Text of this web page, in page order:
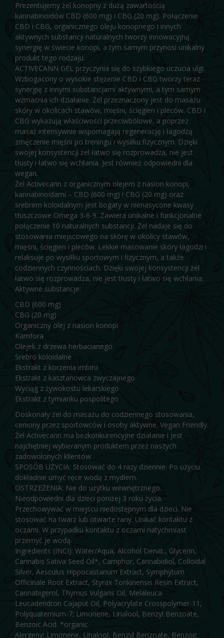
Prezentujemy żel konopny z dużą zawartością
kannabinoidów CBD (600 mg) i CBG (20 mg). Połączenie
CBD i CBG, organicznego oleju konopnego i innych
aktywnych substancji naturalnych tworzy innowacyjną
synergię w świecie konopi, a tym samym przynosi unikalny
produkt tego rodzaju.
ACTIVECANN GEL przyczynia się do szybkiego uczucia ulgi.
Wzbogacony o wysokie stężenie CBD i CBG tworzy teraz
synergię z innymi substancjami aktywnymi, a tym samym
wzmacnia ich działanie. Żel przeznaczony jest do masażu
skóry w okolicach stawów, mięśni, ścięgien i pleców. CBD i
CBG wykazują właściwości przeciwbólowe, a poprzez
masaż intensywnie wspomagają regenerację i łagodzą
zmęczenie mięśni po treningu i wysiłku fizycznym. Dzięki
swojej konsystencji żel łatwo się rozprowadza, nie jest
tłusty i łatwo się wchłania. Jest również odpowiedni dla
wegan.
Żel Activecann z organicznym olejem z nasion konopi,
kannabinoidami – CBD (600 mg) i CBG (20 mg) oraz
srebrem koloidalnym jest bogaty w nienasycone kwasy
tłuszczowe Omega 3-6-9. Zawiera unikalne i funkcjonalne
połączenie 10 naturalnych substancji. Żel nadaje się do
stosowania miejscowego na skórę w okolicy stawów,
mięśni, ścięgien i pleców. Lekkie masowanie skóry łagodzi i
relaksuje po wysiłku sportowym i fizycznym, a także
codziennych czynnościach. Dzięki swojej konsystencji żel
łatwo się rozprowadza, nie jest tłusty i łatwo się wchłania.
Aktywne substancje:
CBD (600 mg)
CBG (20 mg)
Organiczny olej z nasion konopi
Kamfora
Olejek z drzewa herbacianego
Srebro koloidalne
Ekstrakt z korzenia imbiru
Ekstrakt z kasztanowca zwyczajnego
Wyciąg z żywokostu lekarskiego
Ekstrakt z tymianku pospolitego
Doskonały żel do masażu do codziennego stosowania,
ceniony przez sportowców i osoby aktywne. Vegan Friendly.
Żel Activecann ma bezkonkurencyjne działanie i jest
najchętniej wybieranym produktem przez naszych
zadowolonych klientów.
SPOSÓB UŻYCIA: Stosować do 4 razy dziennie. Po użyciu
dokładnie umyć ręce wodą z mydłem.
OSTRZEŻENIA: Nie do użytku wewnętrznego.
Nieodpowiedni dla dzieci poniżej 3 roku życia.
Przechowywać w miejscu niedostępnym dla dzieci. Nie
stosować na twarz lub otwarte rany. Unikać kontaktu z
oczami. W przypadku kontaktu z oczami natychmiast
przemyć je wodą.
Ingredients (INCI): Water/Aqua, Alcohol Denat., Glycerin,
Cannabis Sativa Seed Oil*, Camphor, Cannabidiol, Colloidal
Silver, Aesculus Hippocastanum Extract, Symphytum
Officinale Root Extract, Styrax Tonkinensis Resin Extract,
Cannabigerol, Thymus Vulgaris Oil, Melaleuca
Leucadendron Cajaput Oil, Polyacrylate Crosspolymer-11,
Polyquaternium-7; Limonene, Linalool, Benzyl Benzoate,
Benzoic Acid. *organic
Alergeny: Limonene, Linalool, Benzyl Benzoate, Benzoic